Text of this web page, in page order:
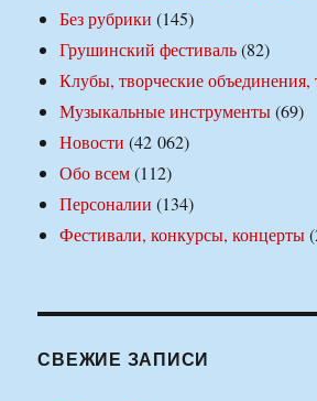
Без рубрики (145)
Грушинский фестиваль(82)
Клубы, творческие объединения,
Музыкальные инструменты(69)
Новости (42 062)
Обо всем(112)
Персоналии (134)
Фестивали, конкурсы, концерты
СВЕЖИЕ ЗАПИСИ